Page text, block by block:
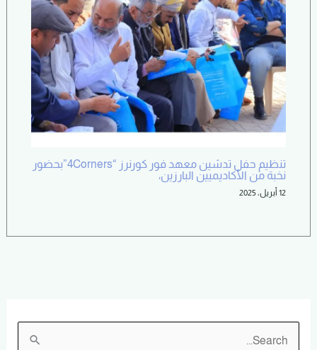
تنظيم حفل تدشين معهد فور كورنرز “4Corners”بحضور
نخبة من الأكاديميين البارزين،
12 أبريل، 2025